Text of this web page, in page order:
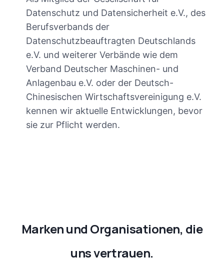
Datenschutz und Datensicherheit e.V., des
Berufsverbands der
Datenschutzbeauftragten Deutschlands
e.V. und weiterer Verbände wie dem
Verband Deutscher Maschinen- und
Anlagenbau e.V. oder der Deutsch-
Chinesischen Wirtschaftsvereinigung e.V.
kennen wir aktuelle Entwicklungen, bevor
sie zur Pflicht werden.
Marken und Organisationen, die
uns vertrauen.